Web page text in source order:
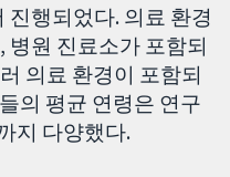
진행되었다. 의료 환경
병원 진료소가 포함되
의료 환경이 포함되
의 평균 연령은 연구
지 다양했다.